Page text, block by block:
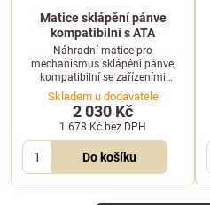
Matice sklápění pánve
kompatibilní s ATA
Náhradní matice pro
mechanismus sklápění pánve,
kompatibilní se zařízeními
značky ATA. Zajišťuje spolehlivý
přenos síly při polohování.
Skladem u dodavatele
2 030 Kč
1 678 Kč bez DPH
Do košíku